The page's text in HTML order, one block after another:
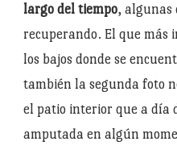
largo del tiempo, algunas
recuperando. El que más
los bajos donde se
también la segunda foto
el patio interior que a día
amputada en algún